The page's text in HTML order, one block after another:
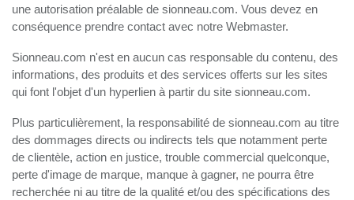
une autorisation préalable de sionneau.com. Vous devez en
conséquence prendre contact avec notre Webmaster.
Sionneau.com n'est en aucun cas responsable du contenu, des
informations, des produits et des services offerts sur les sites
qui font l'objet d'un hyperlien à partir du site sionneau.com.
Plus particulièrement, la responsabilité de sionneau.com au titre
des dommages directs ou indirects tels que notamment perte
de clientèle, action en justice, trouble commercial quelconque,
perte d'image de marque, manque à gagner, ne pourra être
recherchée ni au titre de la qualité et/ou des spécifications des